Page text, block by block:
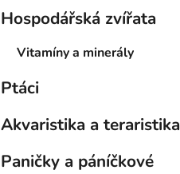
Hospodářská zvířata
Vitamíny a minerály
Ptáci
Akvaristika a teraristika
Paničky a páníčkové